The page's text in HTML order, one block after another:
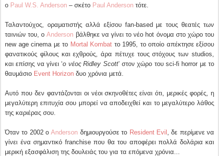
ο Paul W.S. Anderson – σκέτο Paul Anderson τότε.
Ταλαντούχος, οραματιστής αλλά εξίσου fan-based με τους θεατές των
ταινιών του, οAnderson βάλθηκε να γίνει το νέο hot όνομα στο χώρο του
new age cinema με το Mortal Kombat το 1995, το οποίο απέκτησε εξίσου
φανατικούς φίλους και εχθρούς, άρα πέτυχε τους στόχους των studios,
και επίσης να γίνει ‘ο νέος Ridley Scott’ στον χώρο του sci-fi horror με το
θαυμάσιο Event Horizon δυο χρόνια μετά.
Αυτό που δεν φαντάζονται οι νέοι σκηνοθέτες είναι ότι, μερικές φορές, η
μεγαλύτερη επιτυχία σου μπορεί να αποδειχθεί και το μεγαλύτερο λάθος
της καριέρας σου.
Όταν το 2002 οAnderson δημιουργούσε το Resident Evil
, δε περίμενε να
γίνει ένα σημαντικό franchise που θα του αποφέρει πολλά δολάρια και
μερική εξασφάλιση της δουλειάς του για τα επόμενα χρόνια...